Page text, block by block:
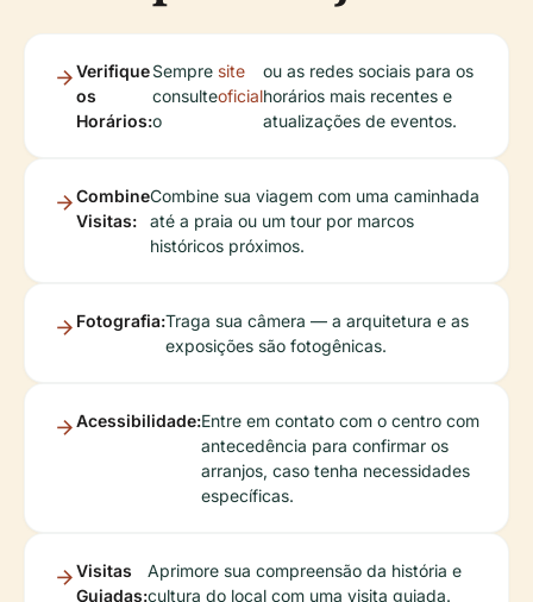
Verifique
os
Horários:
Sempre
consulte
o
site
oficial
ou as redes sociais para os
horários mais recentes e
atualizações de eventos.
Combine
Visitas:
Combine sua viagem com uma caminhada
até a praia ou um tour por marcos
históricos próximos.
Fotografia:Traga sua câmera — a arquitetura e as
exposições são fotogênicas.
Acessibilidade:Entre em contato com o centro com
antecedência para confirmar os
arranjos, caso tenha necessidades
específicas.
Visitas
Guiadas:
Aprimore sua compreensão da história e
cultura do local com uma visita guiada.